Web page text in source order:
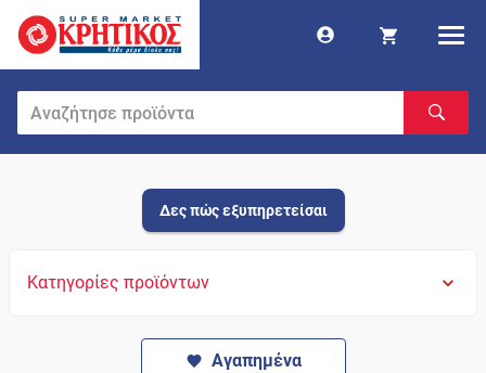
Δες πώς εξυπηρετείσαι
Κατηγορίες προϊόντων
Αγαπημένα